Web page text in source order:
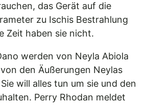
das Gerät auf die
zu Ischis Bestrahlung
Zeit haben sie nicht.
werden von Neyla Abiola
den Äußerungen Neylas
will alles tun um sie und den
Perry Rhodan meldet